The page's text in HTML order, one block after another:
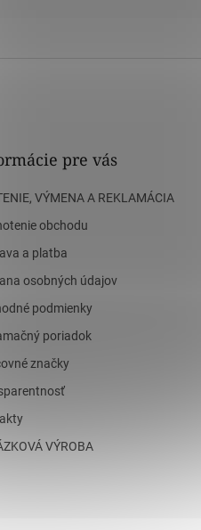
pre vás
VÝMENA A REKLAMÁCIA
obchodu
a platba
osobných údajov
podmienky
poriadok
značky
VÝROBA